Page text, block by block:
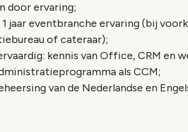
door ervaring;
jaar eventbranche ervaring (bij
of cateraar);
kennis van Office, CRM en
als CCM;
van de Nederlandse en